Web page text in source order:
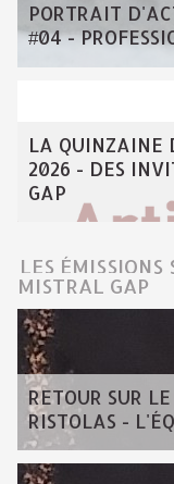
PORTRAIT
#04 -
LA QUINZAINE
2026 - DES
GAP
LES ÉMISSIONS
MISTRAL GAP
RETOUR SUR
RISTOLAS -